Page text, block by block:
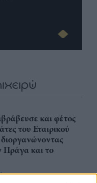
και φέτος
του Εταιρικού
Πράγα και το